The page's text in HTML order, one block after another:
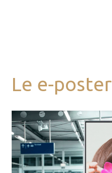
Le e-poster